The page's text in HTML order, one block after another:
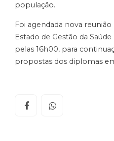
população.
Foi agendada nova
Estado de Gestão da
pelas 16h00, para
propostas dos diplomas